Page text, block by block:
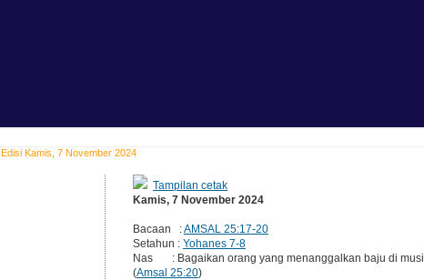
Edisi Kamis, 7 November 2024
Tampilan cetak
Kamis, 7 November 2024
Bacaan :AMSAL 25:17-20
Setahun : Yohanes 7-8
Nas : Bagaikan orang yang menanggalkan baju di
(Amsal 25:20)